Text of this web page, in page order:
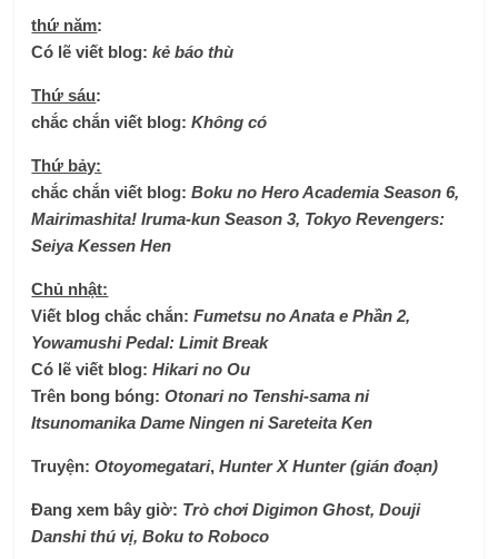
thứ năm:
Có lẽ viết blog: kẻ báo thù
Thứ sáu:
chắc chắn viết blog:Không có
Thứ bảy:
chắc chắn viết blog:Boku no Hero Academia Season 6,
Mairimashita! Iruma-kun Season 3, Tokyo Revengers:
Seiya Kessen Hen
Chủ nhật:
Viết blog chắc chắn: Fumetsu no Anata e Phần 2,
Yowamushi Pedal: Limit Break
Có lẽ viết blog:Hikari no Ou
Trên bong bóng:Otonari no Tenshi-sama ni
Itsunomanika Dame Ningen ni Sareteita Ken
Truyện: Otoyomegatari,Hunter X Hunter (gián đoạn)
Đang xem bây giờ: Trò chơi Digimon Ghost, Douji
Danshi thú vị, Boku to Roboco